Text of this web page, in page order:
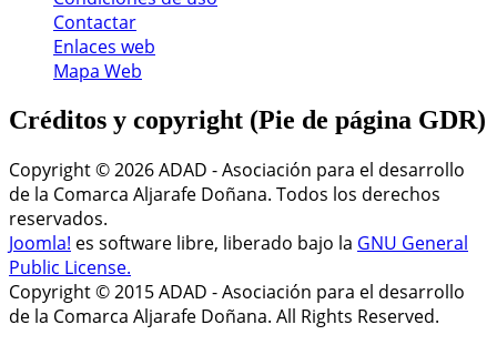
Contactar
Enlaces web
Mapa Web
Créditos y copyright (Pie de página GDR)
Copyright © 2026 ADAD - Asociación para el desarrollo
de la Comarca Aljarafe Doñana. Todos los derechos
reservados.
Joomla! es software libre, liberado bajo la GNU General
Public License.
Copyright © 2015 ADAD - Asociación para el desarrollo
de la Comarca Aljarafe Doñana. All Rights Reserved.